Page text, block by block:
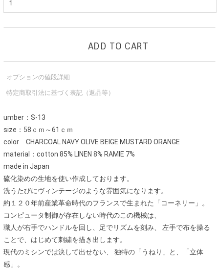
ADD TO CART
オプションの値段詳細
特定商取引法に基づく表記（返品等）
umber：S-13
size：58ｃｍ～61ｃｍ
color CHARCOAL NAVY OLIVE BEIGE MUSTARD ORANGE
material：cotton 85% LINEN 8% RAMIE 7%
made in Japan
硫化染めの生地を使い作成しております。
洗うたびにヴィンテージのような雰囲気になります。
約１２０年前産業革命時代のフランスで生まれた「コーネリー」。
コンピュータ制御が存在しない時代のこの機械は、
職人が右手でハンドルを回し、足でリズムを刻み、 左手で布を操る
ことで、はじめて刺繍を描き出します。
現代のミシンでは決して出せない、 独特の「うねり」と、「立体
感」。